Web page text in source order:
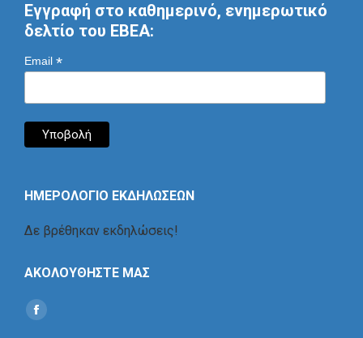
Εγγραφή στο καθημερινό, ενημερωτικό
δελτίο του ΕΒΕΑ:
Email *
ΗΜΕΡΟΛΟΓΙΟ ΕΚΔΗΛΩΣΕΩΝ
Δε βρέθηκαν εκδηλώσεις!
ΑΚΟΛΟΥΘΗΣΤΕ ΜΑΣ
Find us on:
Social